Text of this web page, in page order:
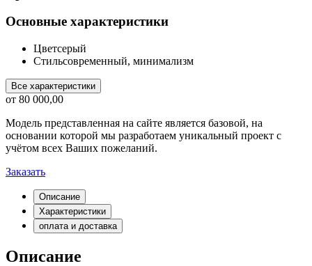
Основные характеристики
Цветсерый
Стильсовременный, минимализм
Все характеристики
от 80 000,00
Модель представленная на сайте является базовой, на
основании которой мы разработаем уникальный проект с
учётом всех Ваших пожеланий.
Заказать
Описание
Характеристики
оплата и доставка
Описание